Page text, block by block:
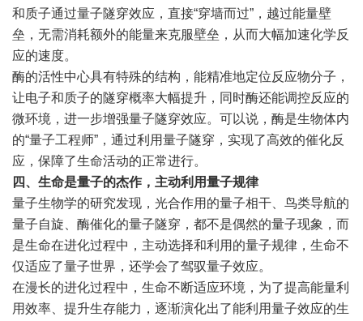
和质子通过量子隧穿效应，直接“穿墙而过”，越过能量壁
垒，无需消耗额外的能量来克服壁垒，从而大幅加速化学反
应的速度。
酶的活性中心具有特殊的结构，能精准地定位反应物分子，
让电子和质子的隧穿概率大幅提升，同时酶还能调控反应的
微环境，进一步增强量子隧穿效应。可以说，酶是生物体内
的“量子工程师”，通过利用量子隧穿，实现了高效的催化反
应，保障了生命活动的正常进行。
四、生命是量子的杰作，主动利用量子规律
量子生物学的研究发现，光合作用的量子相干、鸟类导航的
量子自旋、酶催化的量子隧穿，都不是偶然的量子现象，而
是生命在进化过程中，主动选择和利用的量子规律，生命不
仅适应了量子世界，还学会了驾驭量子效应。
在漫长的进化过程中，生命不断适应环境，为了提高能量利
用效率、提升生存能力，逐渐演化出了能利用量子效应的生